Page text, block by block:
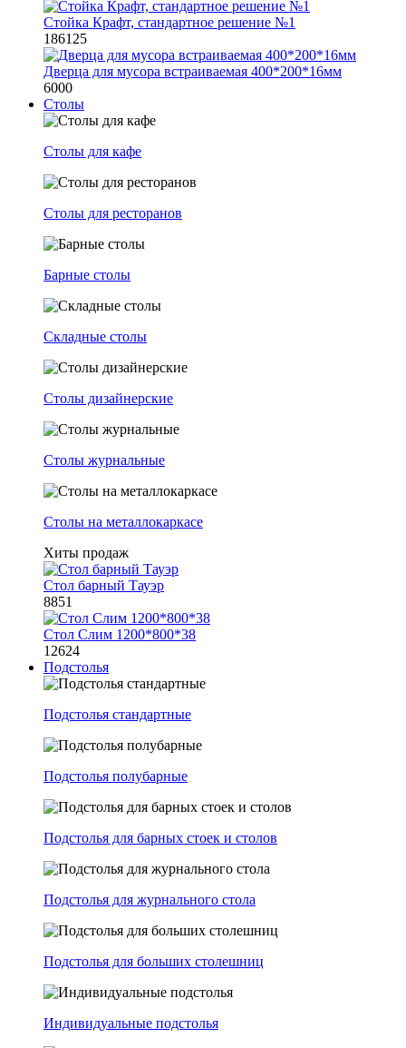
Стойка Крафт, стандартное решение №1
186125
Дверца для мусора встраиваемая 400*200*16мм
6000
Столы
Столы для кафе
Столы для ресторанов
Барные столы
Складные столы
Столы дизайнерские
Столы журнальные
Столы на металлокаркасе
Хиты продаж
Стол барный Тауэр
8851
Стол Слим 1200*800*38
12624
Подстолья
Подстолья стандартные
Подстолья полубарные
Подстолья для барных стоек и столов
Подстолья для журнального стола
Подстолья для больших столешниц
Индивидуальные подстолья